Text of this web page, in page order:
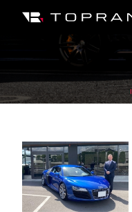
私たちについて
車を買う
アフターサービス
車を売る